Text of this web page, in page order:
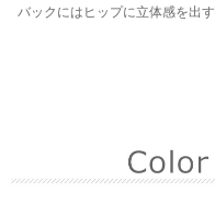
バックにはヒップに立体感を出す